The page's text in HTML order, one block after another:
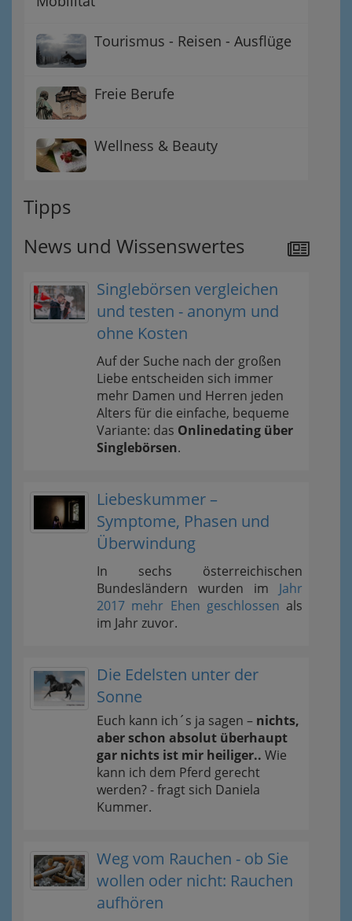
Tourismus - Reisen - Ausflüge
Freie Berufe
Wellness & Beauty
Tipps
News und Wissenswertes
Singlebörsen vergleichen
und testen - anonym und
ohne Kosten
Auf der Suche nach der großen
Liebe entscheiden sich immer
mehr Damen und Herren jeden
Alters für die einfache, bequeme
Variante: das Onlinedating über
Singlebörsen.
Liebeskummer –
Symptome, Phasen und
Überwindung
In sechs österreichischen
Bundesländern wurden im Jahr
2017 mehr Ehen geschlossen als
im Jahr zuvor.
Die Edelsten unter der
Sonne
Euch kann ich´s ja sagen – nichts,
aber schon absolut überhaupt
gar nichts ist mir heiliger.. Wie
kann ich dem Pferd gerecht
werden? - fragt sich Daniela
Kummer.
Weg vom Rauchen - ob Sie
wollen oder nicht: Rauchen
aufhören